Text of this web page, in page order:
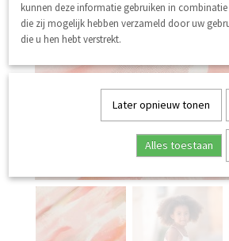
kunnen deze informatie gebruiken in
die zij mogelijk hebben verzameld door uw
die u hen hebt verstrekt.
Later opnieuw tonen
Alles toestaan